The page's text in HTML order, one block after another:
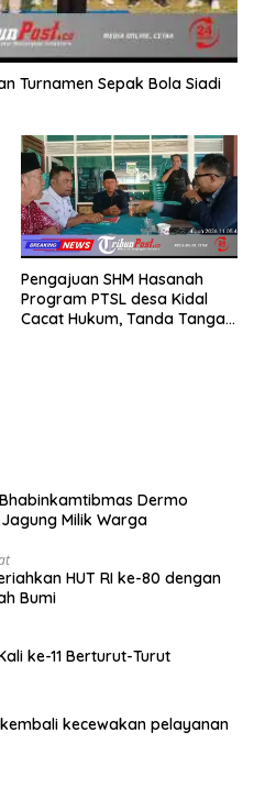
Turnamen Sepak Bola Siadi
Pengajuan SHM Hasanah
Program PTSL desa Kidal
Cacat Hukum, Tanda Tangan
Dermo
Milik Warga
HUT RI ke-80 dengan
Bumi
ke-11 Berturut-Turut
kecewakan pelayanan